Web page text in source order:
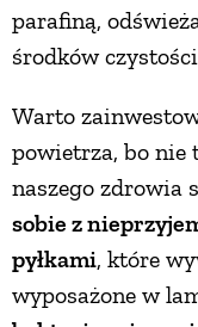
parafiną,
środków
Warto
powietrza, bo nie
naszego zdrowia
sobie z
pyłkami, które
wyposażone w